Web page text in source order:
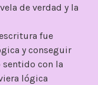
de verdad y la
fue
y conseguir
con la
lógica